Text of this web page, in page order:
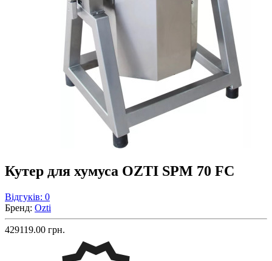
Кутер для хумуса OZTI SPM 70 FC
Відгуків: 0
Бренд: Ozti
429119.00 грн.